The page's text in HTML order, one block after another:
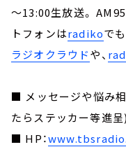
～13:00生放送。
トフォンはradikoで
ラジオクラウドや、
■ メッセージや悩み相
たらステッカー等進呈)
■ HP：